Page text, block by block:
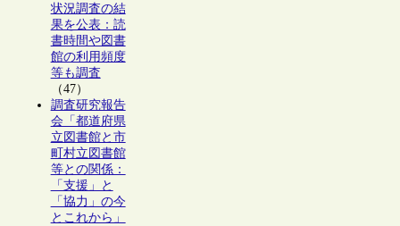
状況調査の結
果を公表：読
書時間や図書
館の利用頻度
等も調査
（47）
調査研究報告
会「都道府県
立図書館と市
町村立図書館
等との関係：
「支援」と
「協力」の今
とこれから」